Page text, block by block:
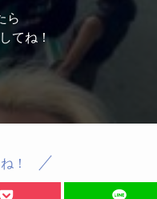
ら
てね！
！